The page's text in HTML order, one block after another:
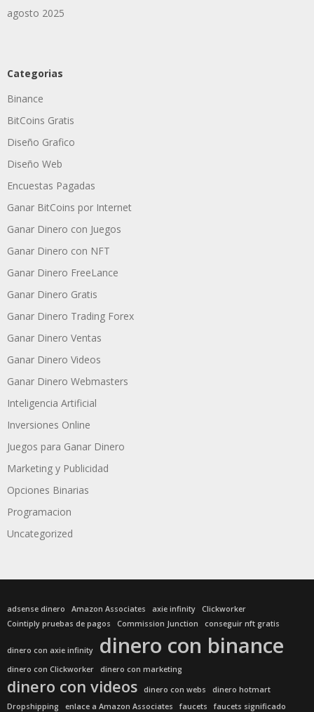
agosto 2025
Categorias
Binance
BitCoins Gratis
Diseño Grafico
Diseño Web
Encuestas Pagadas
Ganar BitCoins por Internet
Ganar Dinero con Juegos
Ganar Dinero con NFT
Ganar Dinero FreeLance
Ganar Dinero Gratis
Ganar Dinero Trading Forex
Ganar Dinero Ventas
Ganar Dinero Videos
Ganar Dinero Webmasters
Inteligencia Artificial
Inversiones Online
Juegos para Ganar Dinero
Marketing y Publicidad
Opciones Binarias
Programacion
Uncategorized
adsense dinero Amazon Associates axie infinity
Clickworker
Cointiply pruebas de pagos
Commission Junction conseguir nft gratis
dinero con axie infinity dinero con binance
dinero con Clickworker dinero con marketing
dinero con videos dinero con webs
dinero hotmart
Dropshipping
enlace a Amazon Associates faucets
faucets significado